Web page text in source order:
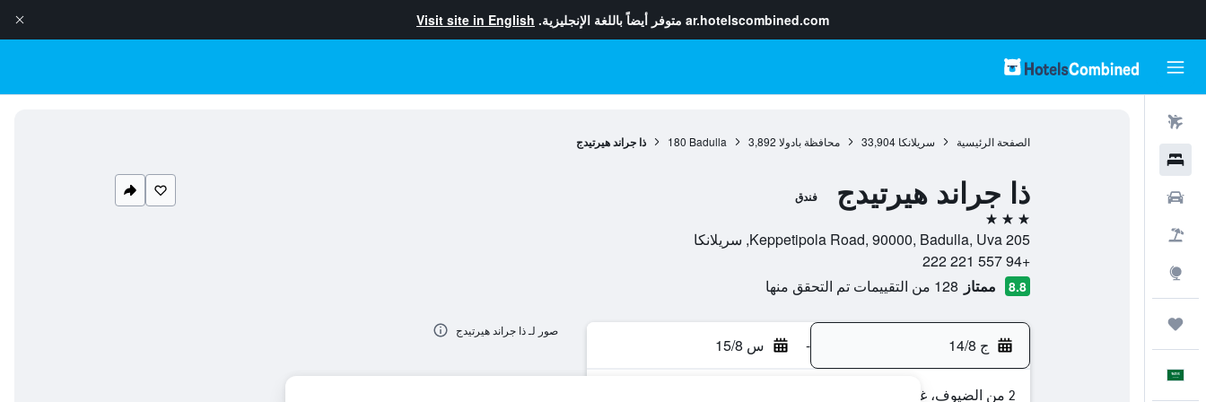
ar.hotelscombined.com متوفر أيضاً باللغة الإنجليزية. Visit site in English
الصفحة الرئيسية سريلانكا 33,904 محافظة بادولا 3,892
Badulla
180 ذا جراند هيرتيدج
ذا جراند هيرتيدج فندق
3 نجوم
205 Keppetipola Road, 90000, Badulla, Uva, سريلانكا
+94 557 221 222
8.8 ممتاز 128 من التقييمات تم التحقق منها
ج 14/8 - س 15/8
2 من الضيوف، غرفة واحدة
صور لـ ذا جراند هيرتيدج